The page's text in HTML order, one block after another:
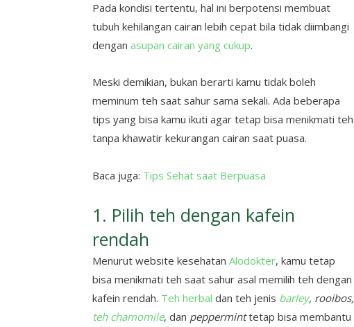
Pada kondisi tertentu, hal ini berpotensi membuat
tubuh kehilangan cairan lebih cepat bila tidak diimbangi
dengan asupan cairan yang cukup.
Meski demikian, bukan berarti kamu tidak boleh
meminum teh saat sahur sama sekali. Ada beberapa
tips yang bisa kamu ikuti agar tetap bisa menikmati teh
tanpa khawatir kekurangan cairan saat puasa.
Baca juga: Tips Sehat saat Berpuasa
1. Pilih teh dengan kafein
rendah
Menurut website kesehatan Alodokter, kamu tetap
bisa menikmati teh saat sahur asal memilih teh dengan
kafein rendah. Teh herbal dan teh jenis barley, rooibos,
teh chamomile, dan pepperminttetap bisa membantu